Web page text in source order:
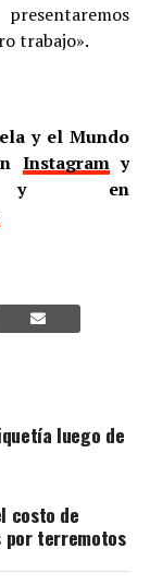
trabajo».
y el Mundo
Instagramy
en
luego de
costo de
por terremotos